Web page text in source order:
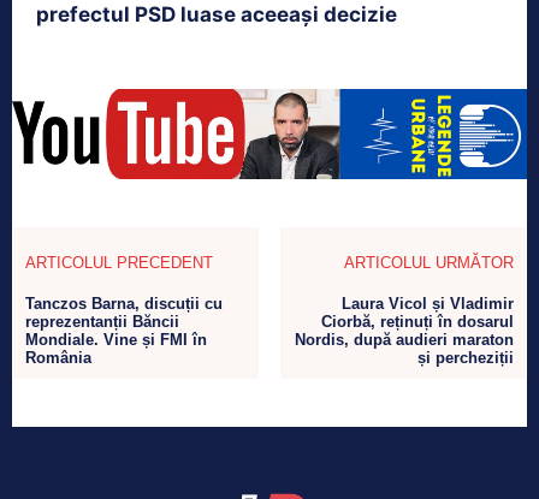
prefectul PSD luase aceeași decizie
ARTICOLUL PRECEDENT
Tanczos Barna, discuții cu
reprezentanții Băncii
Mondiale. Vine și FMI în
România
ARTICOLUL URMĂTOR
Laura Vicol și Vladimir
Ciorbă, reținuți în dosarul
Nordis, după audieri maraton
și percheziții